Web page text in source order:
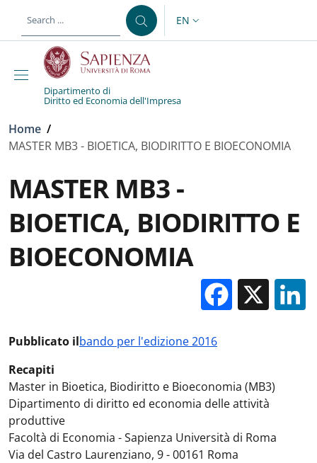
LANGUAGE SWITCHER:
EN
Dipartimento di
Diritto ed Economia dell'Impresa
Breadcrumb
Home /
MASTER MB3 - BIOETICA, BIODIRITTO E BIOECONOMIA
MASTER MB3 -
BIOETICA, BIODIRITTO E
BIOECONOMIA
X
Pubblicato ilbando per l'edizione 2016
Recapiti
Master in Bioetica, Biodiritto e Bioeconomia (MB3)
Dipartimento di diritto ed economia delle attività
produttive
Facoltà di Economia - Sapienza Università di Roma
Via del Castro Laurenziano, 9 - 00161 Roma